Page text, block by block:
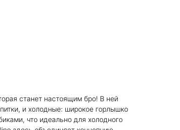
станет настоящим бро! В ней
и холодные: широкое горлышко
что идеально для холодного